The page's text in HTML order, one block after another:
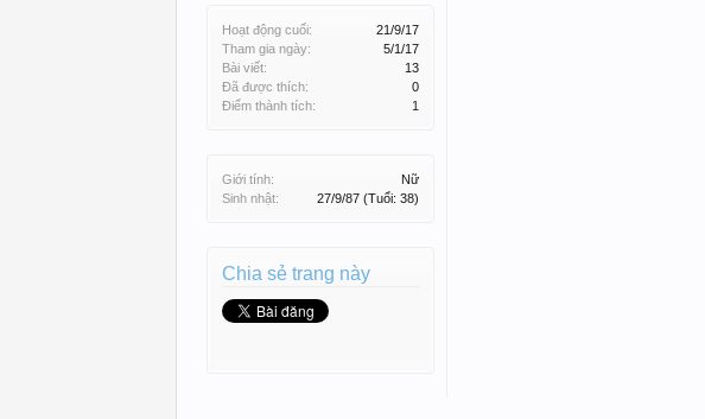
Hoạt động cuối:
21/9/17
Tham gia ngày:
5/1/17
Bài viết:
13
Đã được thích:
0
Điểm thành tích:
1
Giới tính:
Nữ
Sinh nhật:
27/9/87 (Tuổi: 38)
Chia sẻ trang này